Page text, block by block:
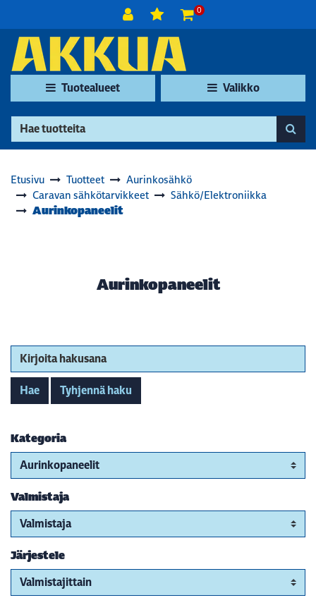
0
Tuotealueet Valikko
Etusivu Tuotteet
Aurinkosähkö
Caravan sähkötarvikkeet
Sähkö/Elektroniikka
Aurinkopaneelit
Aurinkopaneelit
Kirjoita hakusana
Hae Tyhjennä haku
Kategoria
Valmistaja
Järjestele